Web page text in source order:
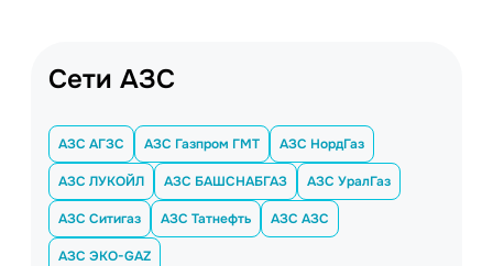
Сети АЗС
АЗС АГЗС АЗС Газпром ГМТ АЗС НордГаз
АЗС ЛУКОЙЛ АЗС БАШСНАБГАЗ АЗС УралГаз
АЗС Ситигаз АЗС Татнефть АЗС АЗС
АЗС ЭКО-GAZ